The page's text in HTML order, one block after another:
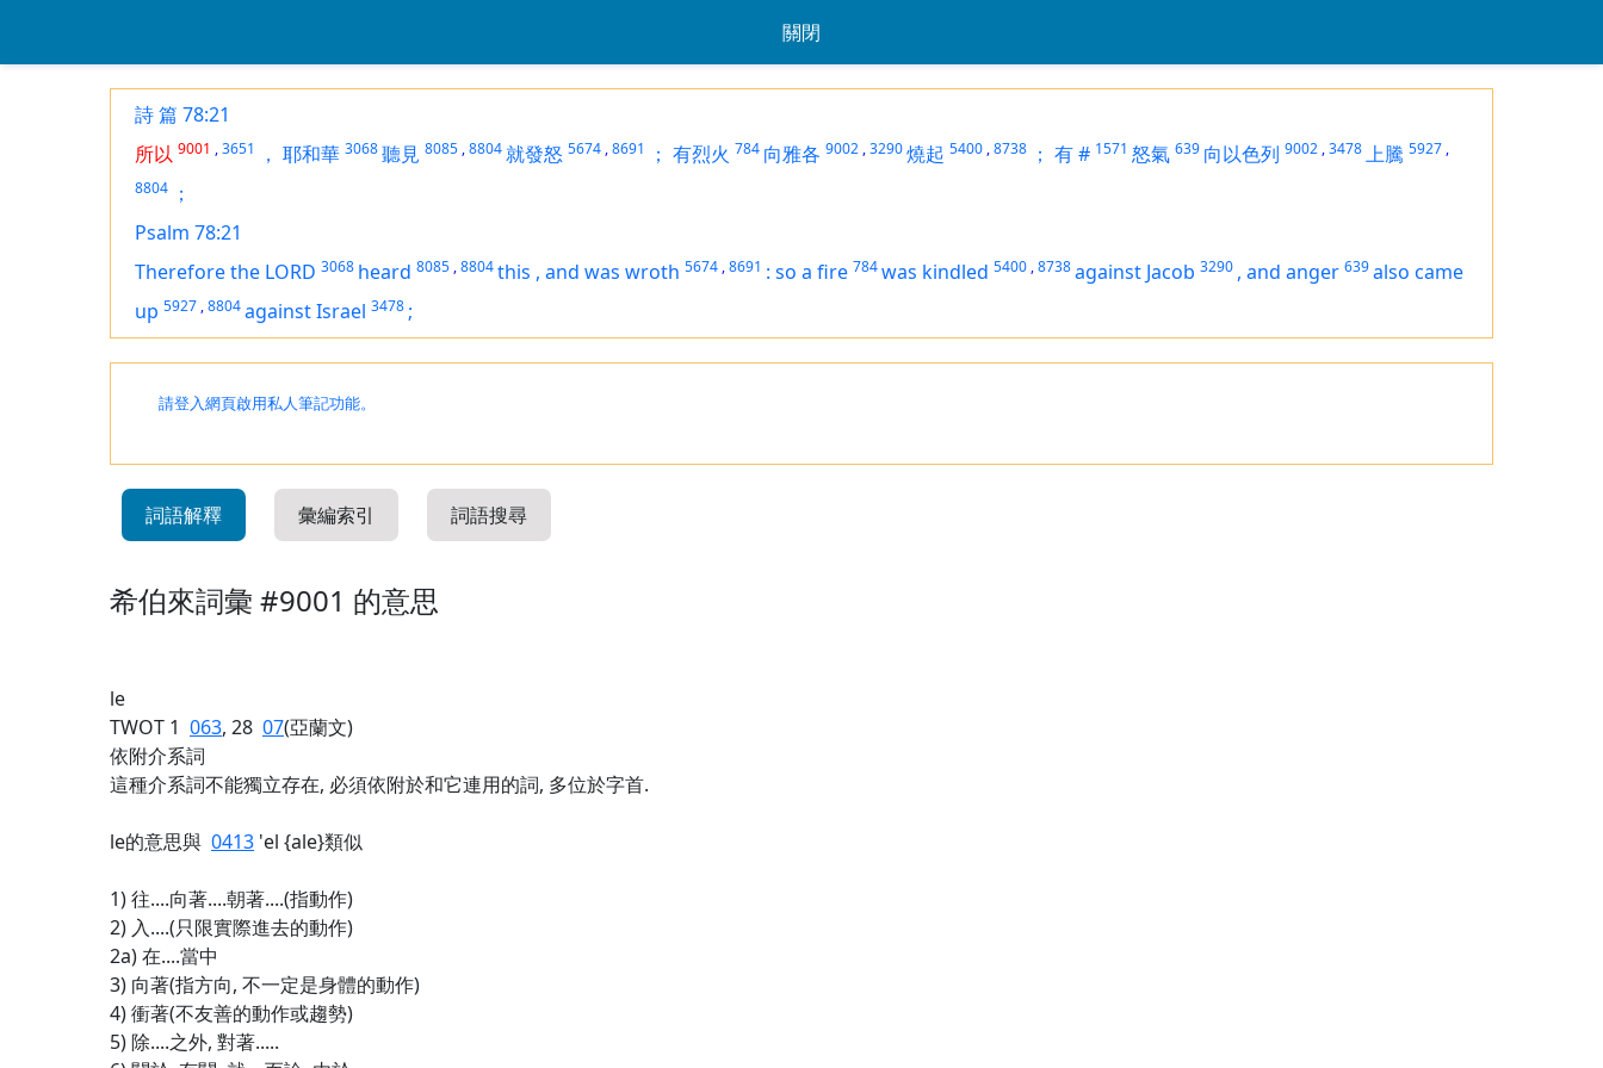
關閉
詩 篇 78:21
所以 9001 ,3651 ， 耶和華 3068聽見 8085 ,8804就發怒 5674 ,8691 ； 有烈火 784 向雅各 9002 ,3290燒起 5400 ,8738 ； 有# 1571 怒氣 639 向以色列 9002 ,3478上騰 5927 ,
8804 ；
Psalm 78:21
Therefore the LORD 3068 heard 8085 ,8804this , and was wroth 5674 ,8691 : so a fire 784was kindled 5400 ,8738against Jacob 3290 , and anger 639also came
up 5927 ,8804against Israel 3478 ;
請登入網頁啟用私人筆記功能。
詞語解釋 彙編索引 詞語搜尋
希伯來詞彙 #9001 的意思
le
TWOT 1 063, 28 07(亞蘭文)
依附介系詞
這種介系詞不能獨立存在, 必須依附於和它連用的詞, 多位於字首.
le的意思與 0413 'el {ale}類似
1) 往....向著....朝著....(指動作)
2) 入....(只限實際進去的動作)
2a) 在....當中
3) 向著(指方向, 不一定是身體的動作)
4) 衝著(不友善的動作或趨勢)
5) 除....之外, 對著.....